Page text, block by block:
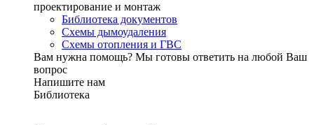
проектирование и монтаж
Библиотека документов
Схемы дымоудаления
Схемы отопления и ГВС
Вам нужна помощь? Мы готовы ответить на любой Ваш
вопрос
Напишите нам
Библиотека